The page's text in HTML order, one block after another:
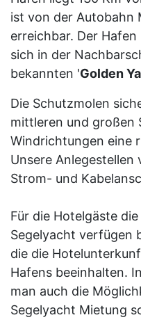
ist von der Autobahn
erreichbar. Der Hafen
sich in der
bekannten 'Golden
Die Schutzmolen
mittleren und großen
Windrichtungen eine
Unsere Anlegestellen
Strom- und
Für die Hotelgäste
Segelyacht verfügen
die die
Hafens beeinhalten.
man auch die
Segelyacht Mietung